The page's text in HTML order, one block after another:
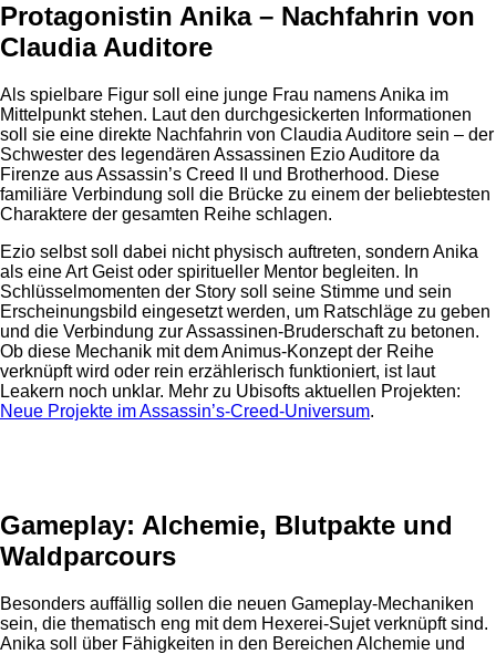
Protagonistin Anika – Nachfahrin von
Claudia Auditore
Als spielbare Figur soll eine junge Frau namens Anika im
Mittelpunkt stehen. Laut den durchgesickerten Informationen
soll sie eine direkte Nachfahrin von Claudia Auditore sein – der
Schwester des legendären Assassinen Ezio Auditore da
Firenze aus Assassin’s Creed II und Brotherhood. Diese
familiäre Verbindung soll die Brücke zu einem der beliebtesten
Charaktere der gesamten Reihe schlagen.
Ezio selbst soll dabei nicht physisch auftreten, sondern Anika
als eine Art Geist oder spiritueller Mentor begleiten. In
Schlüsselmomenten der Story soll seine Stimme und sein
Erscheinungsbild eingesetzt werden, um Ratschläge zu geben
und die Verbindung zur Assassinen-Bruderschaft zu betonen.
Ob diese Mechanik mit dem Animus-Konzept der Reihe
verknüpft wird oder rein erzählerisch funktioniert, ist laut
Leakern noch unklar. Mehr zu Ubisofts aktuellen Projekten:
Neue Projekte im Assassin’s-Creed-Universum.
Gameplay: Alchemie, Blutpakte und
Waldparcours
Besonders auffällig sollen die neuen Gameplay-Mechaniken
sein, die thematisch eng mit dem Hexerei-Sujet verknüpft sind.
Anika soll über Fähigkeiten in den Bereichen Alchemie und